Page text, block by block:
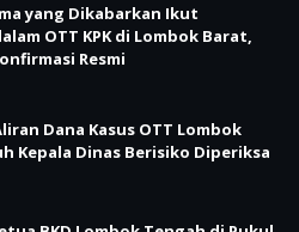
yang Dikabarkan Ikut
OTT KPK di Lombok Barat,
Resmi
Dana Kasus OTT Lombok
Kepala Dinas Berisiko Diperiksa